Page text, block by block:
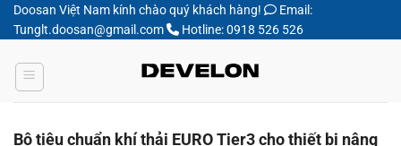
Bỏ
qua
dung
Doosan Việt Nam kính chào quý khách hàng!
Email:
Tunglt.doosan@gmail.com
Hotline: 0918 526 526
Bộ tiêu chuẩn khí thải EURO Tier3 cho thiết bị nâng